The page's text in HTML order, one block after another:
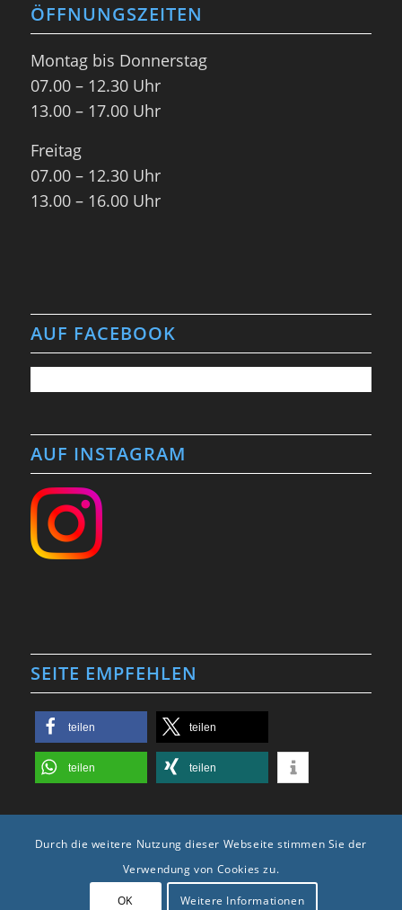
ÖFFNUNGSZEITEN
Montag bis Donnerstag
07.00 – 12.30 Uhr
13.00 – 17.00 Uhr
Freitag
07.00 – 12.30 Uhr
13.00 – 16.00 Uhr
AUF FACEBOOK
AUF INSTAGRAM
SEITE EMPFEHLEN
teilen teilen
teilen teilen
2025 © Copyright -Karosseriebau Krüger| Webdesign, Photo & Video by
Durch die weitere Nutzung dieser Webseite stimmen Sie der
Verwendung von Cookies zu.
OK Weitere Informationen